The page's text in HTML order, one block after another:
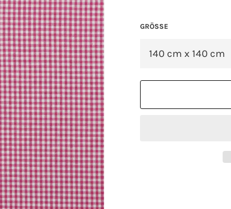
GRÖSSE